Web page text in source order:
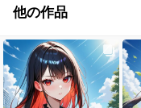
他の作品